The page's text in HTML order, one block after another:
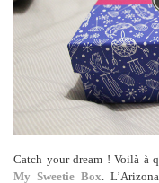
Catch your dream ! Voilà à
My Sweetie Box .